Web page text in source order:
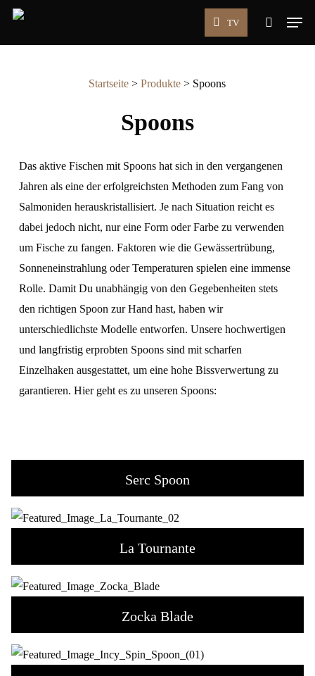
Skip
TV
search
Menu
Startseite >Produkte > Spoons
Spoons
Das aktive Fischen mit Spoons hat sich in den vergangenen
Jahren als eine der erfolgreichsten Methoden zum Fang von
Salmoniden herauskristallisiert. Je nach Situation reicht es
dabei jedoch nicht, nur eine Form oder Farbe zu verwenden
um Fische zu fangen. Faktoren wie die Gewässertrübung,
Sonneneinstrahlung oder Temperaturen spielen eine immense
Rolle. Damit Du unabhängig von den Gegebenheiten stets
den richtigen Spoon zur Hand hast, haben wir
unterschiedlichste Modelle entworfen. Unsere hochwertigen
und langfristig erprobten Spoons sind mit scharfen
Einzelhaken ausgestattet, um eine hohe Bissverwertung zu
garantieren. Hier geht es zu unseren Spoons:
Serc Spoon
La Tournante
Zocka Blade